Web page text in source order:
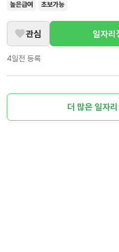
높은급여 초보가능
관심 일자리
4일전 등록
더 많은 일자리